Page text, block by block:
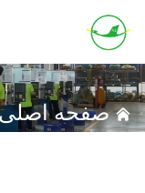
صفحه